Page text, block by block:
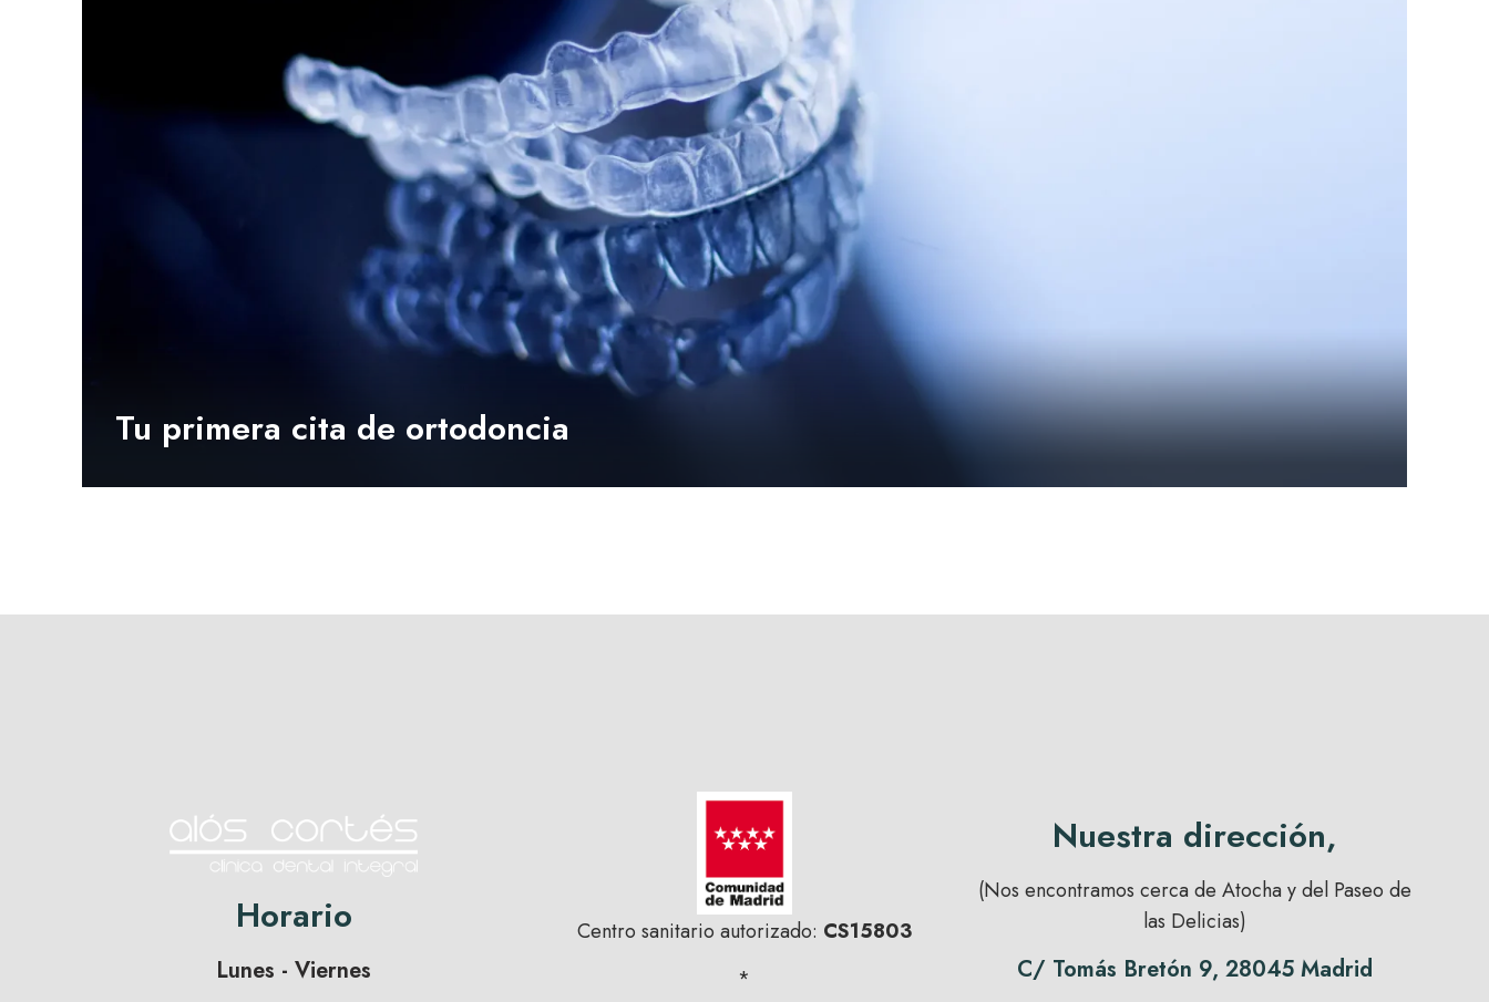
Tu primera cita de ortodoncia
Horario
Lunes - Viernes
Centro sanitario autorizado: CS15803
*
Nuestra dirección,
(Nos encontramos cerca de Atocha y del Paseo de
las Delicias)
C/ Tomás Bretón 9, 28045 Madrid